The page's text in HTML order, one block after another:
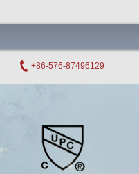
+86-576-87496129